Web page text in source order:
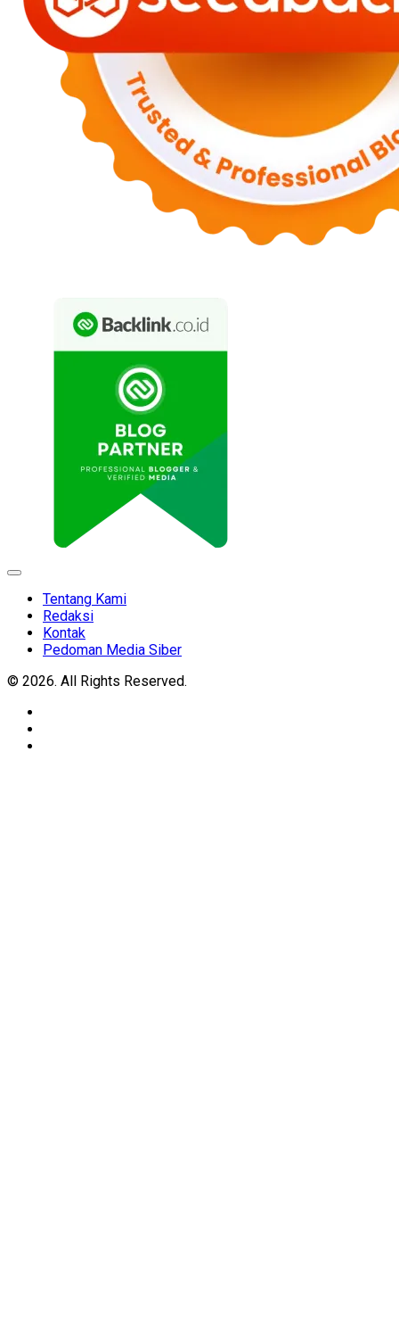
Expand
Tentang Kami
Redaksi
Kontak
Pedoman Media Siber
© 2026. All Rights Reserved.